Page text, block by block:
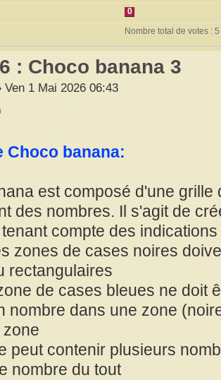
0
Nombre total de votes : 5
: Choco banana 3
Ven 1 Mai 2026 06:43
Choco banana:
est composé d'une grille
des nombres. Il s'agit de
compte des
zones de cases noires
rectangulaires
de cases bleues ne doit
nombre dans une zone
peut contenir plusieurs
nombre du tout